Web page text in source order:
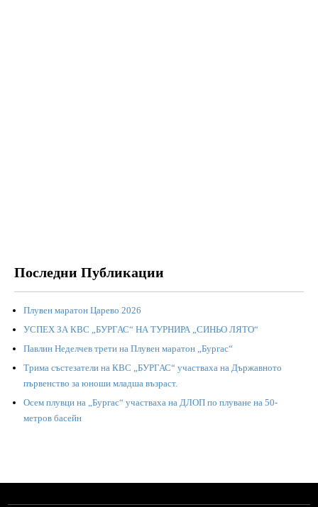
Последни Публикации
Плувен маратон Царево 2026
УСПЕХ ЗА КВС „БУРГАС“ НА ТУРНИРА „СИНЬО ЛЯТО“
Павлин Неделчев трети на Плувен маратон „Бургас“
Трима състезатели на КВС „БУРГАС“ участваха на Държавното
първенство за юноши младша възраст.
Осем плувци на „Бургас“ участваха на ДЛОП по плуване на 50-
метров басейн